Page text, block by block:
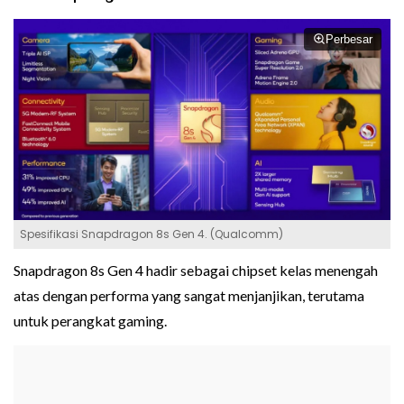
Perbesar
Spesifikasi Snapdragon 8s Gen 4. (Qualcomm)
Snapdragon 8s Gen 4 hadir sebagai chipset kelas menengah
atas dengan performa yang sangat menjanjikan, terutama
untuk perangkat gaming.